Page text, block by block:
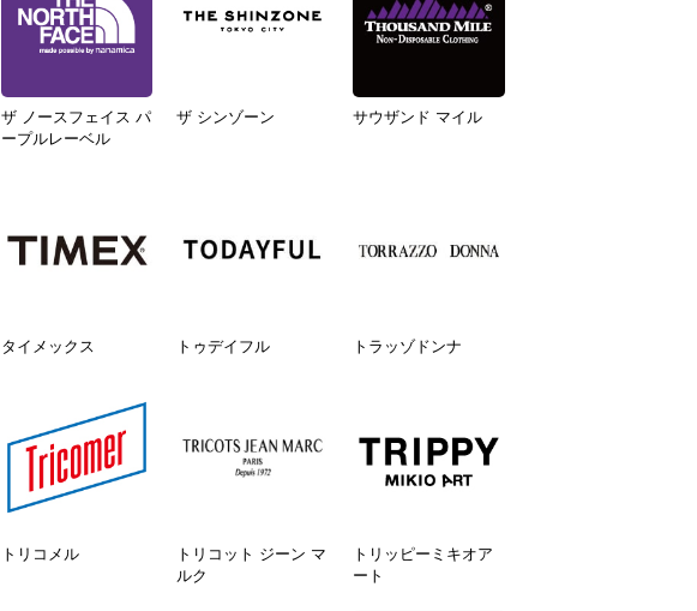
ザ ノースフェイス パ
ープルレーベル
ザ シンゾーン サウザンド マイル
タイメックス トゥデイフル トラッゾドンナ
トリコメル
トリコット ジーン マ
ルク
トリッピーミキオア
ート